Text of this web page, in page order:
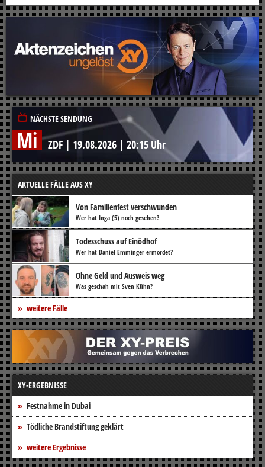
NÄCHSTE SENDUNG
Mi ZDF | 19.08.2026 | 20:15 Uhr
AKTUELLE FÄLLE AUS XY
Von Familienfest verschwunden
Wer hat Inga (5) noch gesehen?
Todesschuss auf Einödhof
Wer hat Daniel Emminger ermordet?
Ohne Geld und Ausweis weg
Was geschah mit Sven Kühn?
weitere Fälle
XY-ERGEBNISSE
Festnahme in Dubai
Tödliche Brandstiftung geklärt
weitere Ergebnisse